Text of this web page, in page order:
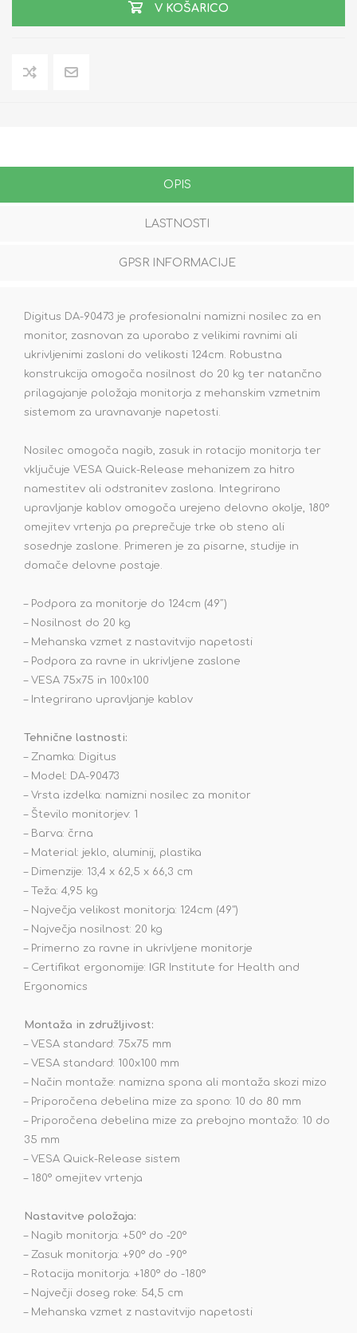
V KOŠARICO
OPIS
LASTNOSTI
GPSR INFORMACIJE
Digitus DA-90473 je profesionalni namizni nosilec za en
monitor, zasnovan za uporabo z velikimi ravnimi ali
ukrivljenimi zasloni do velikosti 124cm. Robustna
konstrukcija omogoča nosilnost do 20 kg ter natančno
prilagajanje položaja monitorja z mehanskim vzmetnim
sistemom za uravnavanje napetosti.
Nosilec omogoča nagib, zasuk in rotacijo monitorja ter
vključuje VESA Quick-Release mehanizem za hitro
namestitev ali odstranitev zaslona. Integrirano
upravljanje kablov omogoča urejeno delovno okolje, 180°
omejitev vrtenja pa preprečuje trke ob steno ali
sosednje zaslone. Primeren je za pisarne, studije in
domače delovne postaje.
– Podpora za monitorje do 124cm (49˝)
– Nosilnost do 20 kg
– Mehanska vzmet z nastavitvijo napetosti
– Podpora za ravne in ukrivljene zaslone
– VESA 75x75 in 100x100
– Integrirano upravljanje kablov
Tehnične lastnosti:
– Znamka: Digitus
– Model: DA-90473
– Vrsta izdelka: namizni nosilec za monitor
– Število monitorjev: 1
– Barva: črna
– Material: jeklo, aluminij, plastika
– Dimenzije: 13,4 x 62,5 x 66,3 cm
– Teža: 4,95 kg
– Največja velikost monitorja: 124cm (49")
– Največja nosilnost: 20 kg
– Primerno za ravne in ukrivljene monitorje
– Certifikat ergonomije: IGR Institute for Health and
Ergonomics
Montaža in združljivost:
– VESA standard: 75x75 mm
– VESA standard: 100x100 mm
– Način montaže: namizna spona ali montaža skozi mizo
– Priporočena debelina mize za spono: 10 do 80 mm
– Priporočena debelina mize za prebojno montažo: 10 do
35 mm
– VESA Quick-Release sistem
– 180° omejitev vrtenja
Nastavitve položaja:
– Nagib monitorja: +50° do -20°
– Zasuk monitorja: +90° do -90°
– Rotacija monitorja: +180° do -180°
– Največji doseg roke: 54,5 cm
– Mehanska vzmet z nastavitvijo napetosti